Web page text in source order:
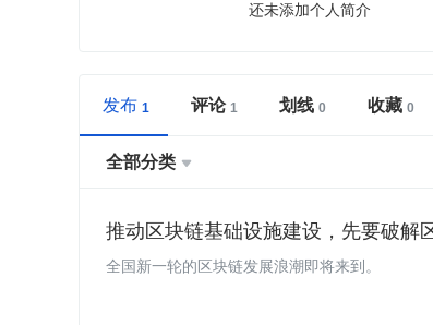
还未添加个人简介
发布 评论 划线 收藏
全部分类 
推动区块链基础设施建设，先要破解
全国新一轮的区块链发展浪潮即将来到。